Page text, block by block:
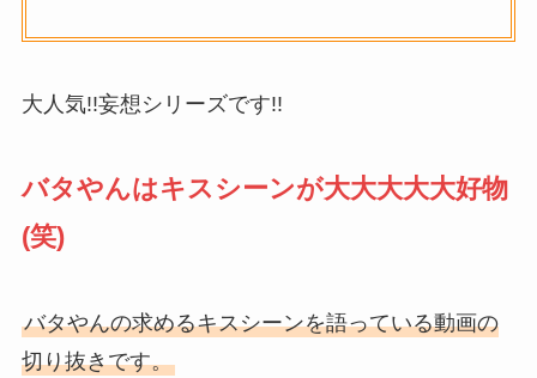
大人気!!妄想シリーズです!!
バタやんはキスシーンが大大大大大好物
(笑)
バタやんの求めるキスシーンを語っている動画の
切り抜きです。